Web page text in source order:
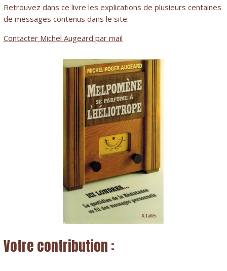
Retrouvez dans ce livre les explications de plusieurs centaines
de messages contenus dans le site.
Contacter Michel Augeard par mail
Votre contribution :